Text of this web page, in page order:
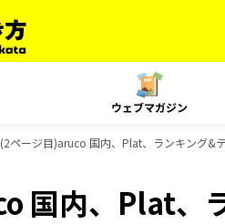
ウェブマガジン
(2ページ目)aruco 国内、Plat、ランキング&
国内、Plat、